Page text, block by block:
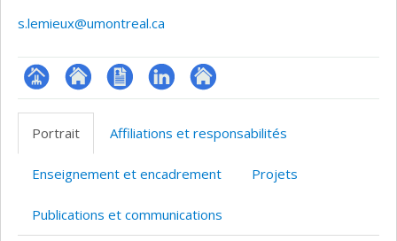
s.lemieux@umontreal.ca
Page Site
l’unité
recherche
CV LinkedInAutre
web
Portrait Affiliations et responsabilités
Enseignement et encadrement Projets
Publications et communications